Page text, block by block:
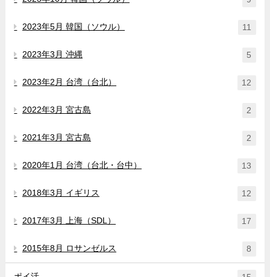
2023年5月 韓国（ソウル） 11
2023年3月 沖縄 5
2023年2月 台湾（台北） 12
2022年3月 宮古島 2
2021年3月 宮古島 2
2020年1月 台湾（台北・台中） 13
2018年3月 イギリス 12
2017年3月 上海（SDL） 17
2015年8月 ロサンゼルス 8